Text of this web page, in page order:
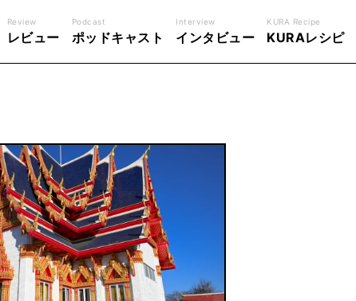
Review
レビュー
Podcast
ポッドキャスト
Interview
インタビュー
KURA Recipe
KURAレシピ